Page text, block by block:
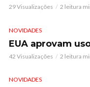
29 Visualizações 2 leitura
NOVIDADES
EUA aprovam
42 Visualizações 2 leitura
NOVIDADES